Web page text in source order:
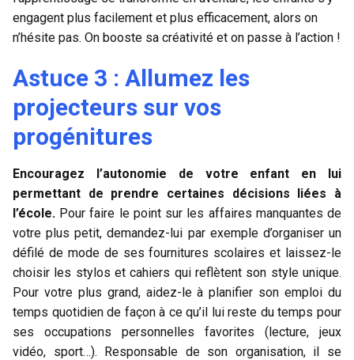
engagent plus facilement et plus efficacement, alors on
n’hésite pas. On booste sa créativité et on passe à l’action !
Astuce 3 : Allumez les
projecteurs sur vos
progénitures
Encouragez l’autonomie de votre enfant en lui
permettant de prendre certaines décisions liées à
l’école. Pour faire le point sur les affaires manquantes de
votre plus petit, demandez-lui par exemple d’organiser un
défilé de mode de ses fournitures scolaires et laissez-le
choisir les stylos et cahiers qui reflètent son style unique.
Pour votre plus grand, aidez-le à planifier son emploi du
temps quotidien de façon à ce qu’il lui reste du temps pour
ses occupations personnelles favorites (lecture, jeux
vidéo, sport…). Responsable de son organisation, il se